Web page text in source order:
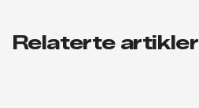
Relaterte artikler